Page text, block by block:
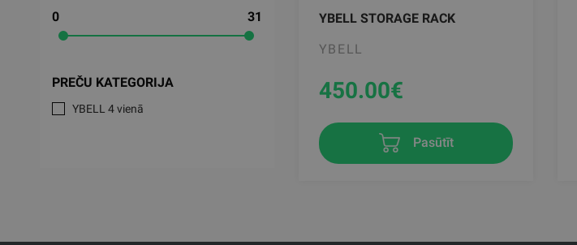
0
31
PREČU KATEGORIJA
YBELL 4 vienā
YBELL STORAGE RACK
YBELL
450.00€
Pasūtīt